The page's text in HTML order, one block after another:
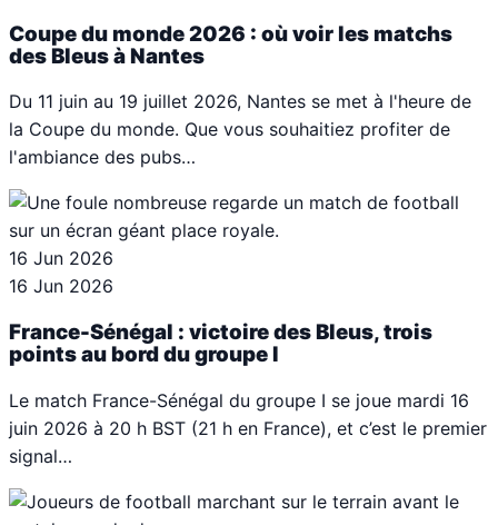
Coupe du monde 2026 : où voir les matchs
des Bleus à Nantes
Du 11 juin au 19 juillet 2026, Nantes se met à l'heure de
la Coupe du monde. Que vous souhaitiez profiter de
l'ambiance des pubs…
16 Jun 2026
16 Jun 2026
France-Sénégal : victoire des Bleus, trois
points au bord du groupe I
Le match France-Sénégal du groupe I se joue mardi 16
juin 2026 à 20 h BST (21 h en France), et c’est le premier
signal…